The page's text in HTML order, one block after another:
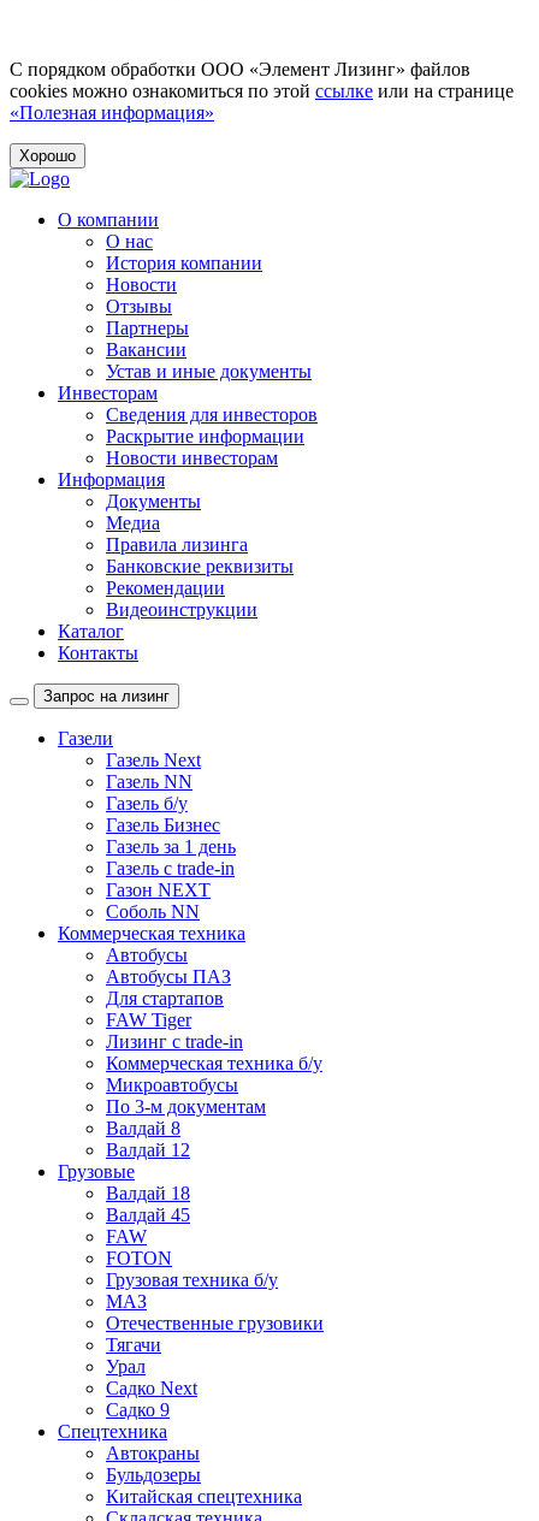
С порядком обработки ООО «Элемент Лизинг» файлов
cookies можно ознакомиться по этой ссылке или на странице
«Полезная информация»
Хорошо
О компании
О нас
История компании
Новости
Отзывы
Партнеры
Вакансии
Устав и иные документы
Инвесторам
Сведения для инвесторов
Раскрытие информации
Новости инвесторам
Информация
Документы
Медиа
Правила лизинга
Банковские реквизиты
Рекомендации
Видеоинструкции
Каталог
Контакты
Запрос на лизинг
Газели
Газель Next
Газель NN
Газель б/у
Газель Бизнес
Газель за 1 день
Газель с trade-in
Газон NEXT
Соболь NN
Коммерческая техника
Автобусы
Автобусы ПАЗ
Для стартапов
FAW Tiger
Лизинг с trade-in
Коммерческая техника б/у
Микроавтобусы
По 3-м документам
Валдай 8
Валдай 12
Грузовые
Валдай 18
Валдай 45
FAW
FOTON
Грузовая техника б/у
МАЗ
Отечественные грузовики
Тягачи
Урал
Садко Next
Садко 9
Спецтехника
Автокраны
Бульдозеры
Китайская спецтехника